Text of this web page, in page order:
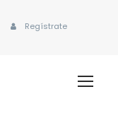
Regístrate